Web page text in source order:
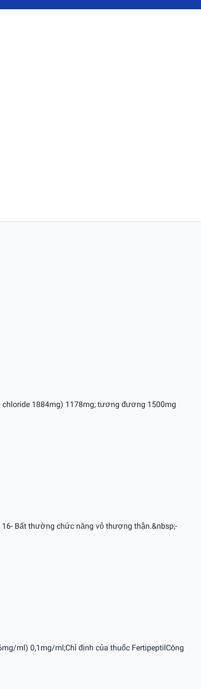
1884mg) 1178mg; tương đương 1500mg
Bất thường chức năng vỏ thượng thận.&nbsp;-
ml) 0,1mg/ml;Chỉ định của thuốc FertipeptilCông